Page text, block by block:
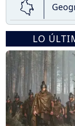
LO